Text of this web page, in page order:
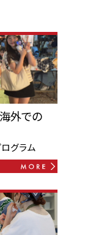
外での
グラム